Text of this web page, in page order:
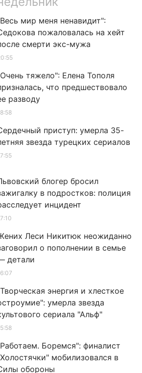
мир меня ненавидит":
пожаловалась на хейт
смерти экс-мужа
тяжело": Елена Тополя
что предшествовало
разводу
приступ: умерла 35-
звезда турецких сериалов
блогер бросил
в подростков: полиция
инцидент
Леси Никитюк неожиданно
о пополнении в семье
детали
энергия и хлесткое
умерла звезда
сериала "Альф"
Боремся": финалист
мобилизовался в
обороны